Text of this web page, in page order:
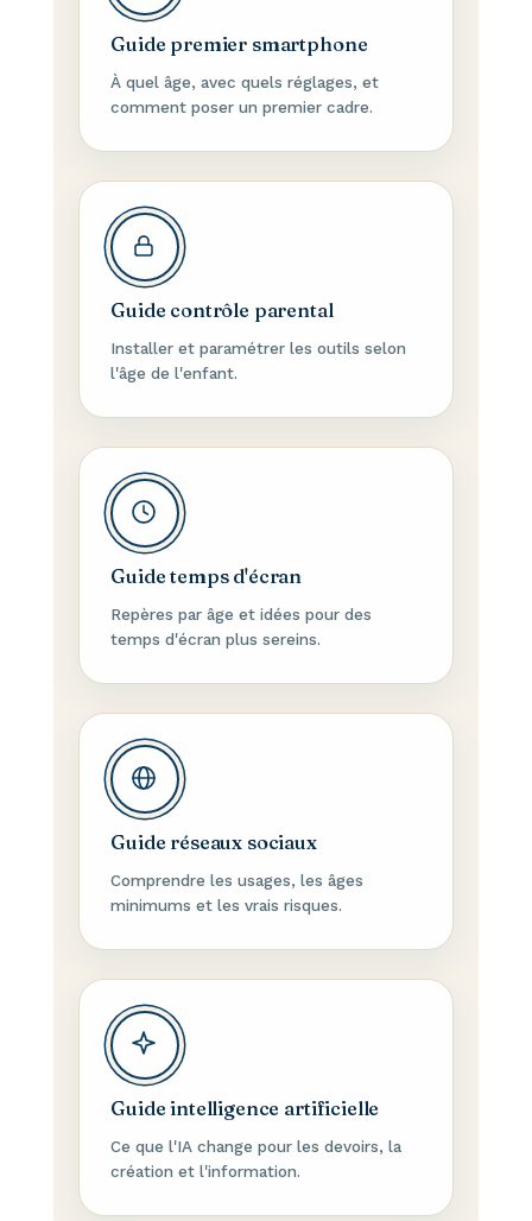
Guide premier smartphone
À quel âge, avec quels réglages, et
comment poser un premier cadre.
Guide contrôle parental
Installer et paramétrer les outils selon
l'âge de l'enfant.
Guide temps d'écran
Repères par âge et idées pour des
temps d'écran plus sereins.
Guide réseaux sociaux
Comprendre les usages, les âges
minimums et les vrais risques.
Guide intelligence artificielle
Ce que l'IA change pour les devoirs, la
création et l'information.